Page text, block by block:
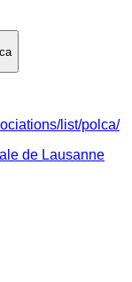
list/polca/